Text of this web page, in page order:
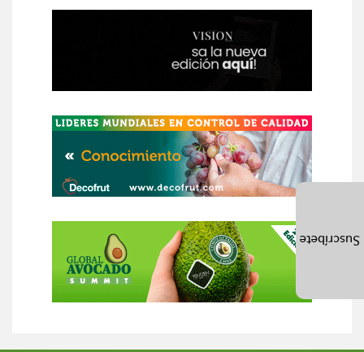
Suscríbete